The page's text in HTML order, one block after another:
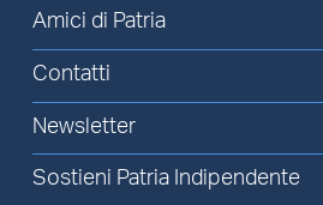
Amici di Patria
Contatti
Newsletter
Sostieni Patria Indipendente